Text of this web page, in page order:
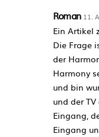
Roman 11.
Ein Artikel
Die Frage
der
Harmony
und bin
und der
Eingang,
Eingang